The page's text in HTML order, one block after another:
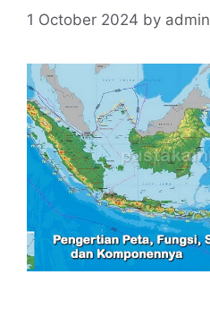
1 October 2024 by admin